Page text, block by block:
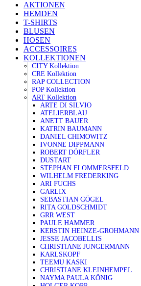
AKTIONEN
HEMDEN
T-SHIRTS
BLUSEN
HOSEN
ACCESSOIRES
KOLLEKTIONEN
CITY Kollektion
CRE Kollektion
RAP COLLECTION
POP Kollektion
ART Kollektion
ARTE DI SILVIO
ATELIERBLAU
ANETT BAUER
KATRIN BAUMANN
DANIEL CHIMOWITZ
IVONNE DIPPMANN
ROBERT DÖRFLER
DUSTART
STEPHAN FLOMMERSFELD
WILHELM FREDERKING
ARI FUCHS
GARLIX
SEBASTIAN GÖGEL
RITA GOLDSCHMIDT
GRR WEST
PAULE HAMMER
KERSTIN HEINZE-GROHMANN
JESSE JACOBELLIS
CHRISTIANE JUNGERMANN
KARLSKOPF
TEEMU KASKI
CHRISTIANE KLEINHEMPEL
NAYMA PAULA KÖNIG